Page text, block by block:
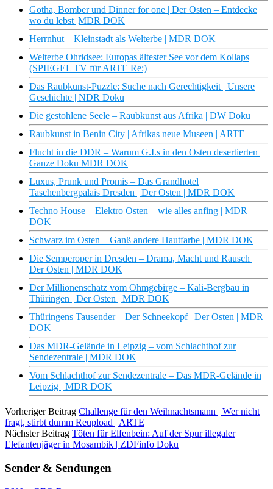
Gotha, Bomber und Dinner for one | Der Osten – Entdecke
wo du lebst |MDR DOK
Herrnhut – Kleinstadt als Welterbe | MDR DOK
Welterbe Ohridsee: Europas ältester See vor dem Kollaps
(SPIEGEL TV für ARTE Re:)
Das Raubkunst-Puzzle: Suche nach Gerechtigkeit | Unsere
Geschichte | NDR Doku
Die gestohlene Seele – Raubkunst aus Afrika | DW Doku
Raubkunst in Benin City | Afrikas neue Museen | ARTE
Flucht in die DDR – Warum G.I.s in den Osten desertierten |
Ganze Doku MDR DOK
Luxus, Prunk und Promis – Das Grandhotel
Taschenbergpalais Dresden | Der Osten | MDR DOK
Techno House – Elektro Osten – wie alles anfing | MDR
DOK
Schwarz im Osten – Ganß andere Hautfarbe | MDR DOK
Die Semperoper in Dresden – Drama, Macht und Rausch |
Der Osten | MDR DOK
Der Millionenschatz vom Ohmgebirge – Kali-Bergbau in
Thüringen | Der Osten | MDR DOK
Thüringens Tausender – Der Schneekopf | Der Osten | MDR
DOK
Das MDR-Gelände in Leipzig – vom Schlachthof zur
Sendezentrale | MDR DOK
Vom Schlachthof zur Sendezentrale – Das MDR-Gelände in
Leipzig | MDR DOK
Vorheriger Beitrag Challenge für den Weihnachtsmann | Wer nicht
fragt, stirbt dumm Reupload | ARTE
Nächster Beitrag Töten für Elfenbein: Auf der Spur illegaler
Elefantenjäger in Mosambik | ZDFinfo Doku
Sender & Sendungen